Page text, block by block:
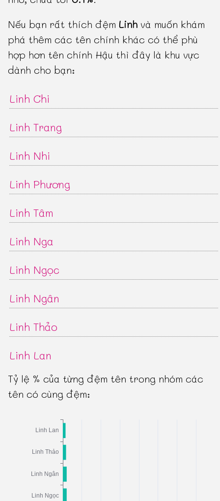
Nếu bạn rất thích đệmLinh và muốn khám
phá thêm các tên chính khác có thể phù
hợp hơn tên chính Hậu thì đây là khu vực
dành cho bạn:
Linh Chi
Linh Trang
Linh Nhi
Linh Phương
Linh Tâm
Linh Nga
Linh Ngọc
Linh Ngân
Linh Thảo
Linh Lan
Tỷ lệ % của từng đệm tên trong nhóm các
tên có cùng đệm: